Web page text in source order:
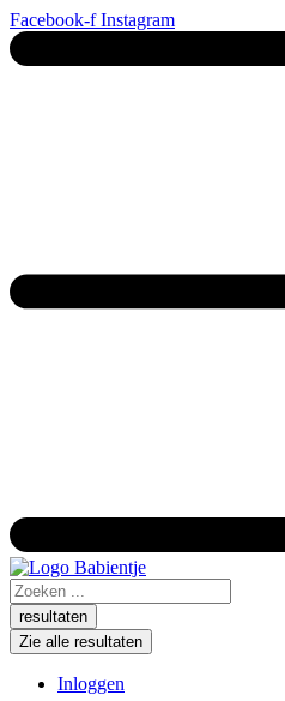
Ga
naar
de
Facebook-f Instagram
Search
...resultaten
Zie alle resultaten
Inloggen